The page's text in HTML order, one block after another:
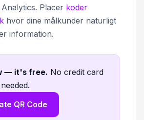
Placer koder
hvor dine målkunder naturligt
information.
— it's free. No credit card
QR Code